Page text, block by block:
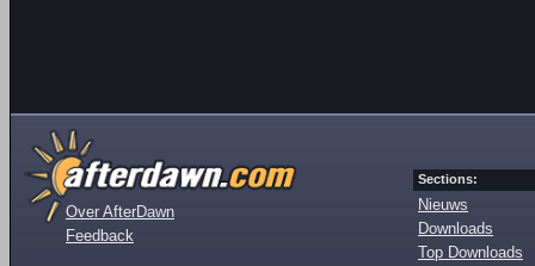
Over AfterDawn
Feedback
Sections:
Nieuws
Downloads
Top Downloads